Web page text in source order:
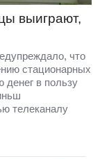
выиграют,
что
стационарных
денег в пользу
телеканалу